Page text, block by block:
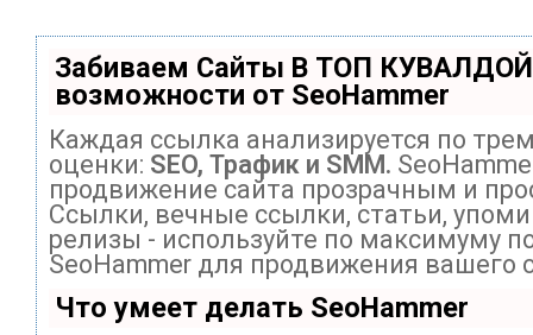
Забиваем Сайты В ТОП
возможности от SeoHammer
Каждая ссылка анализируется по
оценки: SEO, Трафик и SMM.
продвижение сайта прозрачным и
Ссылки, вечные ссылки, статьи,
релизы - используйте по максимуму
SeoHammer для продвижения вашего
Что умеет делать SeoHammer